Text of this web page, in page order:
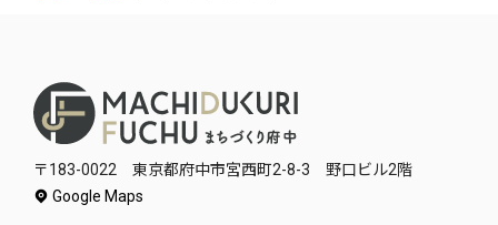
〒183-0022 東京都府中市宮西町2-8-3 野口ビル2階
Google Maps